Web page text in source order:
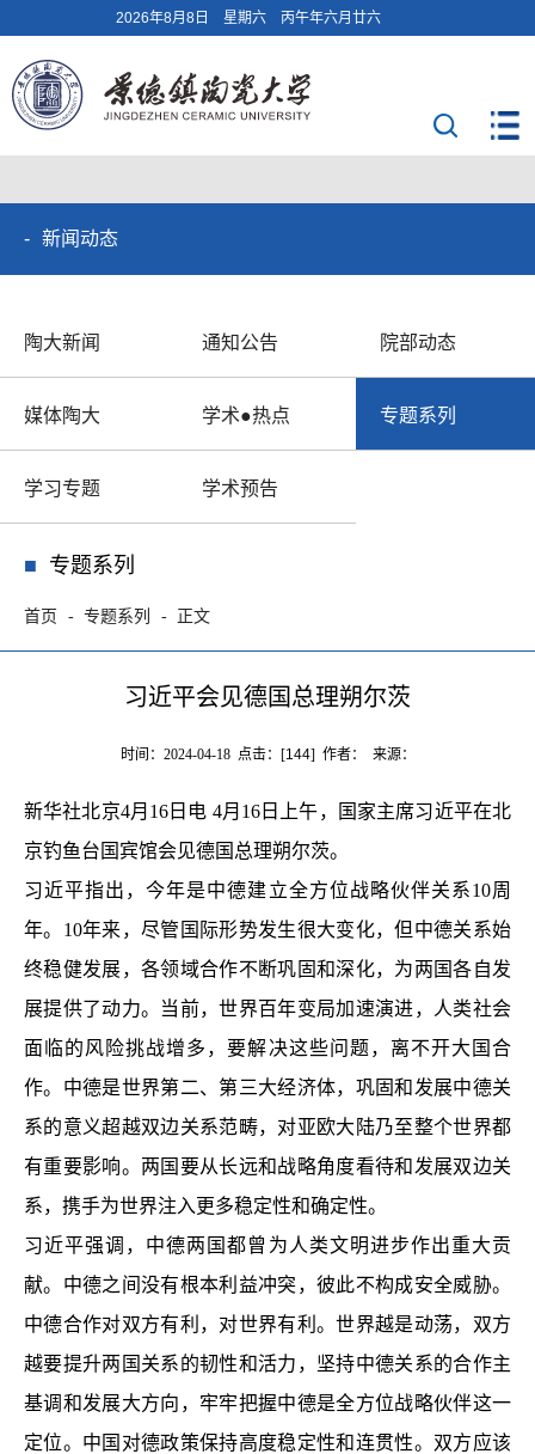
2026年8月8日 星期六 丙午年六月廿六
新闻动态
陶大新闻 通知公告 院部动态
媒体陶大 学术●热点 专题系列
学习专题 学术预告
专题系列
首页 专题系列 正文
习近平会见德国总理朔尔茨
时间：2024-04-18 点击：[144] 作者： 来源：
新华社北京4月16日电 4月16日上午，国家主席习近平在北
京钓鱼台国宾馆会见德国总理朔尔茨。
习近平指出，今年是中德建立全方位战略伙伴关系10周
年。10年来，尽管国际形势发生很大变化，但中德关系始
终稳健发展，各领域合作不断巩固和深化，为两国各自发
展提供了动力。当前，世界百年变局加速演进，人类社会
面临的风险挑战增多，要解决这些问题，离不开大国合
作。中德是世界第二、第三大经济体，巩固和发展中德关
系的意义超越双边关系范畴，对亚欧大陆乃至整个世界都
有重要影响。两国要从长远和战略角度看待和发展双边关
系，携手为世界注入更多稳定性和确定性。
习近平强调，中德两国都曾为人类文明进步作出重大贡
献。中德之间没有根本利益冲突，彼此不构成安全威胁。
中德合作对双方有利，对世界有利。世界越是动荡，双方
越要提升两国关系的韧性和活力，坚持中德关系的合作主
基调和发展大方向，牢牢把握中德是全方位战略伙伴这一
定位。中国对德政策保持高度稳定性和连贯性。双方应该